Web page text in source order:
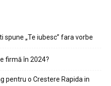
„Te iubesc” fara vorbe
firmă în 2024?
pentru o Crestere Rapida in